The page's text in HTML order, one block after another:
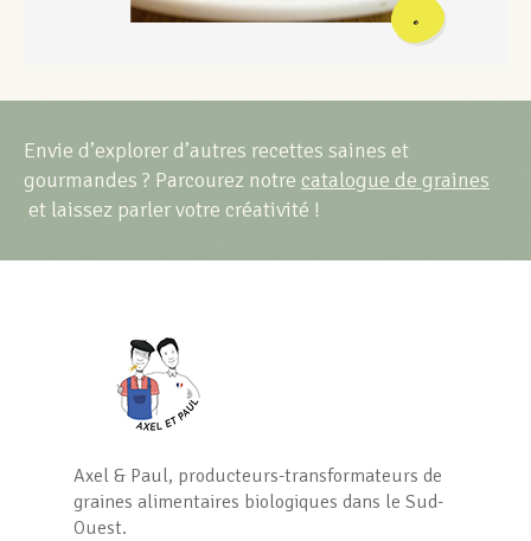
Envie d’explorer d’autres recettes saines et
gourmandes ? Parcourez notre catalogue de graines
et laissez parler votre créativité !
Axel & Paul, producteurs-transformateurs de
graines alimentaires biologiques dans le Sud-
Ouest.